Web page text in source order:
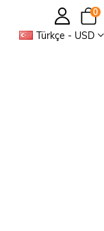
Türkçe - USD
0